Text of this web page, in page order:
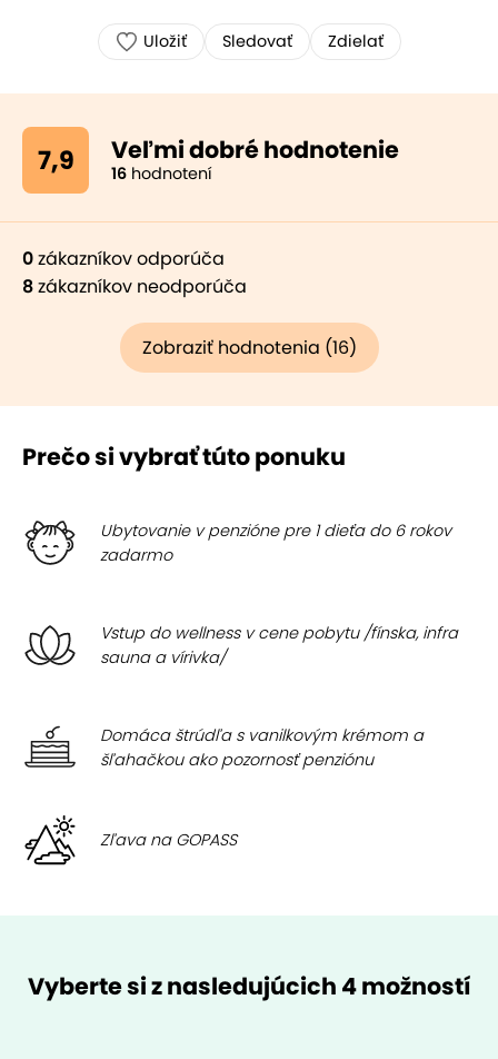
Uložiť Sledovať Zdielať
7,9 Veľmi dobré hodnotenie
16 hodnotení
0zákazníkov odporúča
8zákazníkov neodporúča
Zobraziť hodnotenia (16)
Prečo si vybrať túto ponuku
Ubytovanie v penzióne pre 1 dieťa do 6 rokov
zadarmo
Vstup do wellness v cene pobytu /fínska, infra
sauna a vírivka/
Domáca štrúdľa s vanilkovým krémom a
šľahačkou ako pozornosť penziónu
Zľava na GOPASS
Vyberte si z nasledujúcich 4 možností